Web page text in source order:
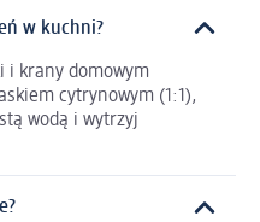
w kuchni?
i krany domowym
cytrynowym (1:1),
wodą i wytrzyj